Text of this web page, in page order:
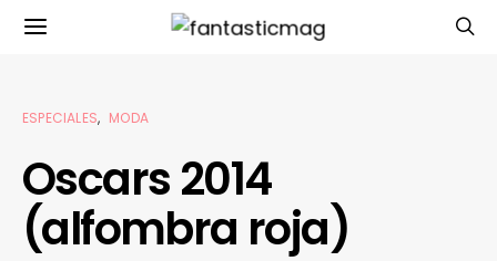
ESPECIALES MODA
Oscars 2014
(alfombra roja)